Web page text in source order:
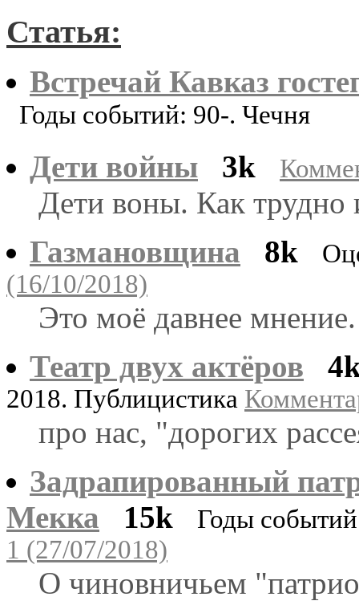
Статья:
Встречай Кавказ
Годы событий: 90-. Чечня
Дети войны
3k
Дети воны. Как
Газмановщина
8k
(16/10/2018)
Это моё давнее мнение.
Театр двух актёров
2018. Публицистика
про нас, "дорогих
Задрапированный
Мекка
15k
Годы
1 (27/07/2018)
О чиновничьем